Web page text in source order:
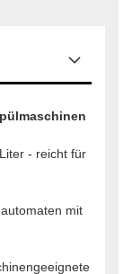
- reicht für
mit